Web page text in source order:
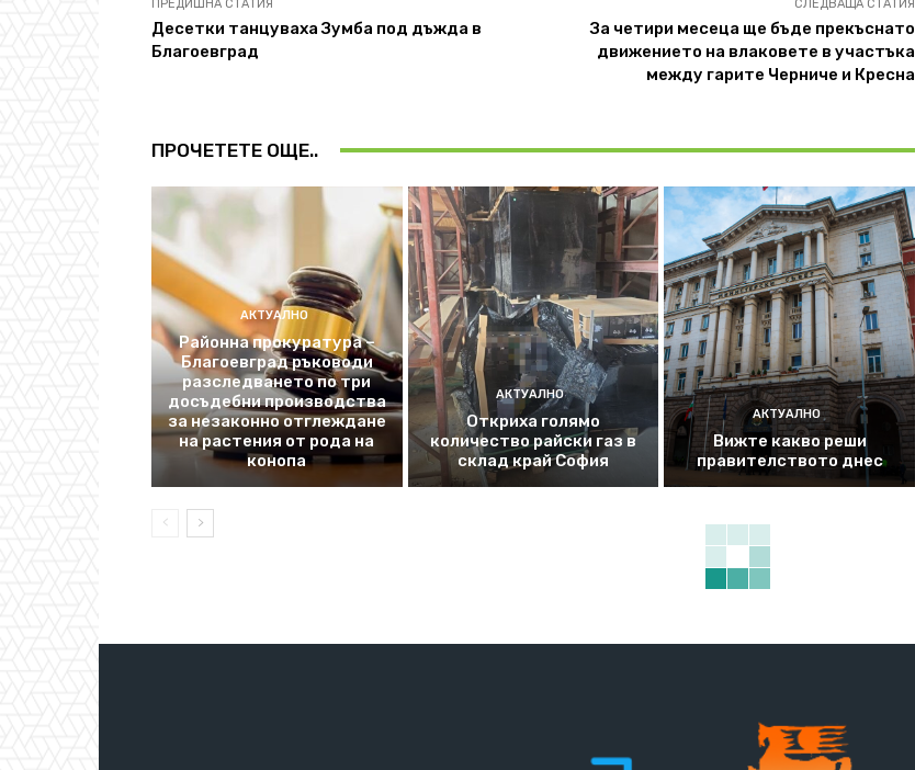
ПРЕДИШНА СТАТИЯ
Десетки танцуваха Зумба под дъжда в
Благоевград
СЛЕДВАЩА СТАТИЯ
За четири месеца ще бъде прекъснато
движението на влаковете в участъка
между гарите Черниче и Кресна
ПРОЧЕТЕТЕ ОЩЕ..
АКТУАЛНО
Районна прокуратура –
Благоевград ръководи
разследването по три
досъдебни производства
за незаконно отглеждане
на растения от рода на
конопа
АКТУАЛНО
Откриха голямо
количество райски газ в
склад край София
АКТУАЛНО
Вижте какво реши
правителството днес